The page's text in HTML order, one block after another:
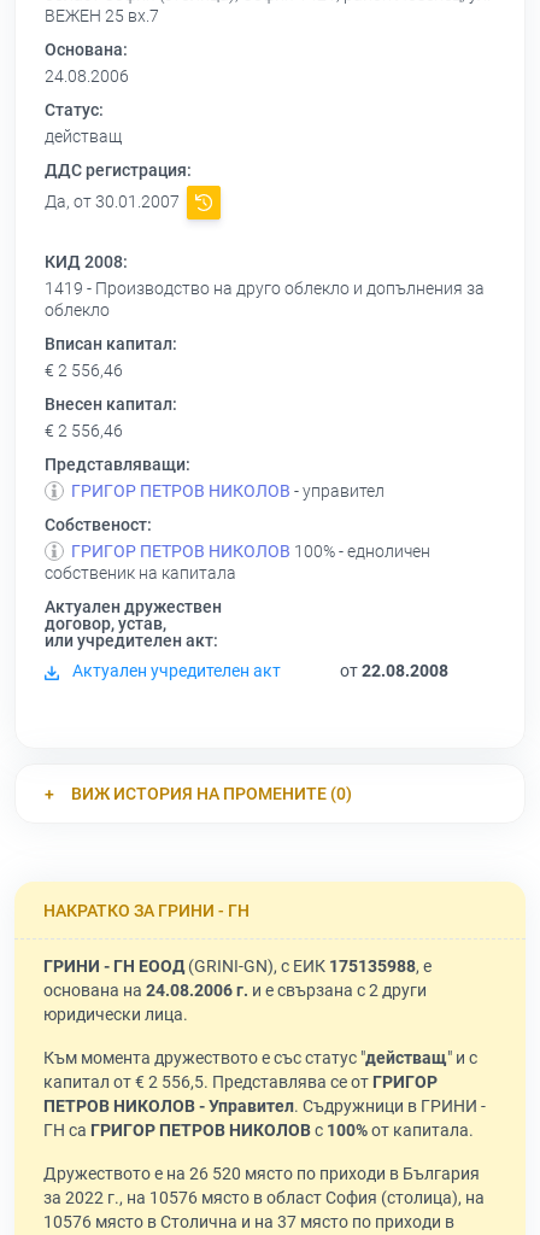
ВЕЖЕН 25 вх.7
Основана:
24.08.2006
Статус:
действащ
ДДС регистрация:
Да, от 30.01.2007
КИД 2008:
1419 - Производство на друго облекло и допълнения за
облекло
Вписан капитал:
€ 2 556,46
Внесен капитал:
€ 2 556,46
Представляващи:
ГРИГОР ПЕТРОВ НИКОЛОВ - управител
Собственост:
ГРИГОР ПЕТРОВ НИКОЛОВ 100% - едноличен
собственик на капитала
Актуален дружествен
договор, устав,
или учредителен акт:
Актуален учредителен акт
от22.08.2008
ВИЖ ИСТОРИЯ НА ПРОМЕНИТЕ (0)
НАКРАТКО ЗА ГРИНИ - ГН
ГРИНИ - ГН ЕООД(GRINI-GN), с ЕИК 175135988, е
основана на 24.08.2006 г. и е свързана с 2 други
юридически лица.
Към момента дружеството е със статус "действащ" и с
капитал от € 2 556,5. Представлява се от ГРИГОР
ПЕТРОВ НИКОЛОВ - Управител. Съдружници в ГРИНИ -
ГН са ГРИГОР ПЕТРОВ НИКОЛОВс 100%от капитала.
Дружеството е на 26 520 място по приходи в България
за 2022 г., на 10576 място в област София (столица), на
10576 място в Столична и на 37 място по приходи в